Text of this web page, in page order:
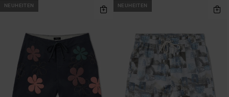
NEUHEITEN NEUHEITEN